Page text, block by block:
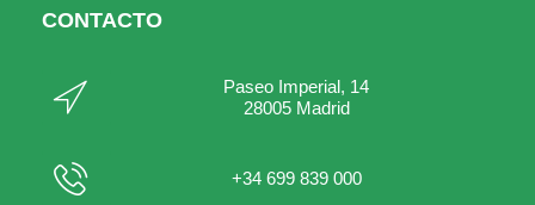
CONTACTO
Paseo Imperial, 14
28005 Madrid
+34 699 839 000